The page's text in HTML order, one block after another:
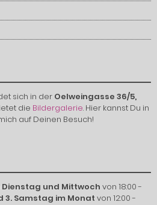
sich in der Oelweingasse 36/5,
die Bildergalerie. Hier kannst Du in
auf Deinen Besuch!
Dienstag und Mittwoch von 18:00 -
3. Samstag im Monat von 12:00 -